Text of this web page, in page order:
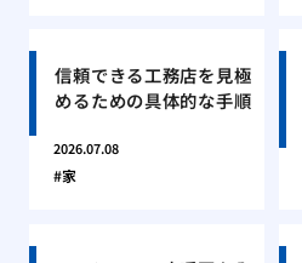
信頼できる工務店を見極
めるための具体的な手順
2026.07.08
家